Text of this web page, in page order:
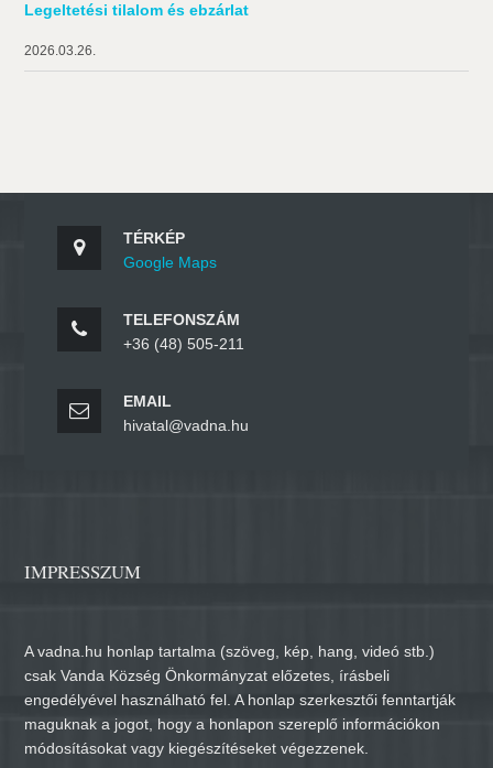
Legeltetési tilalom és ebzárlat
2026.03.26.
TÉRKÉP
Google Maps
TELEFONSZÁM
+36 (48) 505-211
EMAIL
hivatal@vadna.hu
IMPRESSZUM
A vadna.hu honlap tartalma (szöveg, kép, hang, videó stb.)
csak Vanda Község Önkormányzat előzetes, írásbeli
engedélyével használható fel. A honlap szerkesztői fenntartják
maguknak a jogot, hogy a honlapon szereplő információkon
módosításokat vagy kiegészítéseket végezzenek.